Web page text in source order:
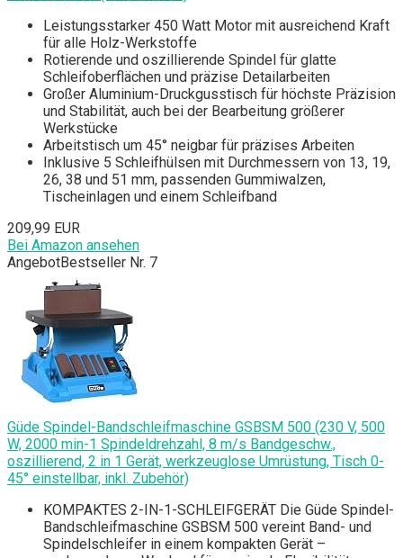
Leistungsstarker 450 Watt Motor mit ausreichend Kraft
für alle Holz-Werkstoffe
Rotierende und oszillierende Spindel für glatte
Schleifoberflächen und präzise Detailarbeiten
Großer Aluminium-Druckgusstisch für höchste Präzision
und Stabilität, auch bei der Bearbeitung größerer
Werkstücke
Arbeitstisch um 45° neigbar für präzises Arbeiten
Inklusive 5 Schleifhülsen mit Durchmessern von 13, 19,
26, 38 und 51 mm, passenden Gummiwalzen,
Tischeinlagen und einem Schleifband
209,99 EUR
Bei Amazon ansehen
AngebotBestseller Nr. 7
Güde Spindel-Bandschleifmaschine GSBSM 500 (230 V, 500
W, 2000 min-1 Spindeldrehzahl, 8 m/s Bandgeschw.,
oszillierend, 2 in 1 Gerät, werkzeuglose Umrüstung, Tisch 0-
45° einstellbar, inkl. Zubehör)
KOMPAKTES 2-IN-1-SCHLEIFGERÄT Die Güde Spindel-
Bandschleifmaschine GSBSM 500 vereint Band- und
Spindelschleifer in einem kompakten Gerät –